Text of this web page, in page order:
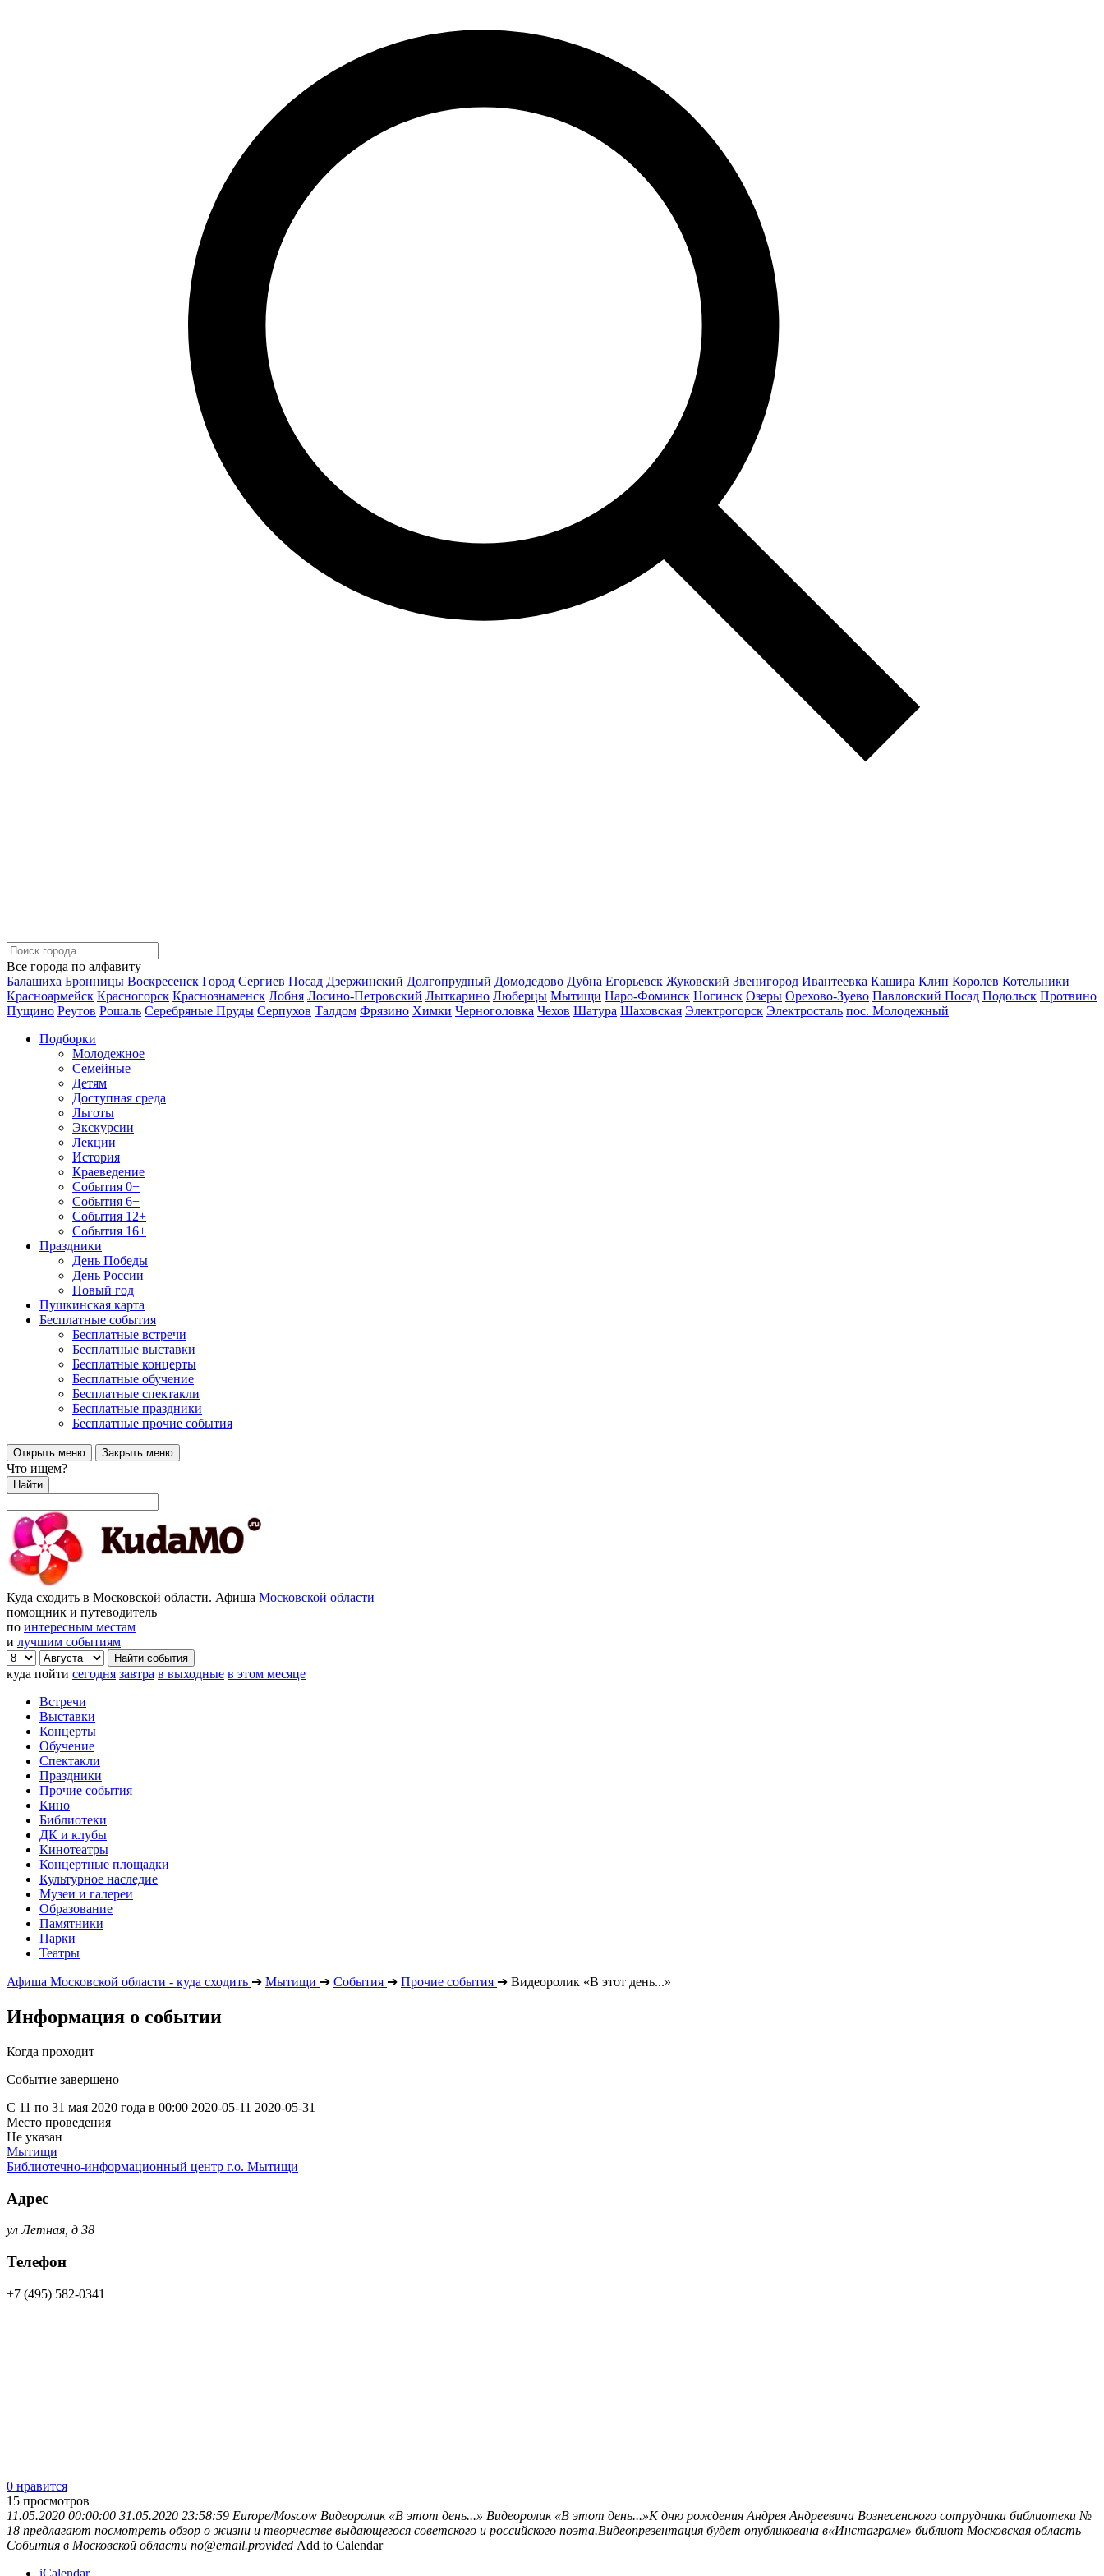
Все города по алфавиту
Балашиха Бронницы Воскресенск Город Сергиев Посад Дзержинский Долгопрудный Домодедово Дубна Егорьевск Жуковский Звенигород Ивантеевка Кашира Клин Королев Котельники
Красноармейск Красногорск Краснознаменск Лобня Лосино-Петровский Лыткарино Люберцы Мытищи Наро-Фоминск Ногинск Озеры Орехово-Зуево Павловский Посад Подольск Протвино
Пущино Реутов Рошаль Серебряные Пруды Серпухов Талдом Фрязино Химки Черноголовка Чехов Шатура Шаховская Электрогорск Электросталь пос. Молодежный
Подборки
Молодежное
Семейные
Детям
Доступная среда
Льготы
Экскурсии
Лекции
История
Краеведение
События 0+
События 6+
События 12+
События 16+
Праздники
День Победы
День России
Новый год
Пушкинская карта
Бесплатные события
Бесплатные встречи
Бесплатные выставки
Бесплатные концерты
Бесплатные обучение
Бесплатные спектакли
Бесплатные праздники
Бесплатные прочие события
Открыть меню Закрыть меню
Что ищем?
Найти
Куда сходить в Московской области. Афиша Московской области
помощник и путеводитель
по интересным местам
и лучшим событиям
куда пойти сегодня завтра в выходные в этом месяце
Встречи
Выставки
Концерты
Обучение
Спектакли
Праздники
Прочие события
Кино
Библиотеки
ДК и клубы
Кинотеатры
Концертные площадки
Культурное наследие
Музеи и галереи
Образование
Памятники
Парки
Театры
Афиша Московской области - куда сходить ➔ Мытищи ➔ События ➔ Прочие события ➔ Видеоролик «В этот день...»
Информация о событии
Когда проходит
Событие завершено
С 11 по 31 мая 2020 года в 00:00 2020-05-11 2020-05-31
Место проведения
Не указан
Мытищи
Библиотечно-информационный центр г.о. Мытищи
Адрес
ул Летная, д 38
Телефон
+7 (495) 582-0341
0 нравится
15 просмотров
11.05.2020 00:00:00 31.05.2020 23:58:59 Europe/Moscow Видеоролик «В этот день...» Видеоролик «В этот день...»К дню рождения Андрея Андреевича Вознесенского сотрудники библиотеки №
18 предлагают посмотреть обзор о жизни и творчестве выдающегося советского и российского поэта.Видеопрезентация будет опубликована в«Инстаграме» библиот Московская область
События в Московской области no@email.provided Add to Calendar
iCalendar